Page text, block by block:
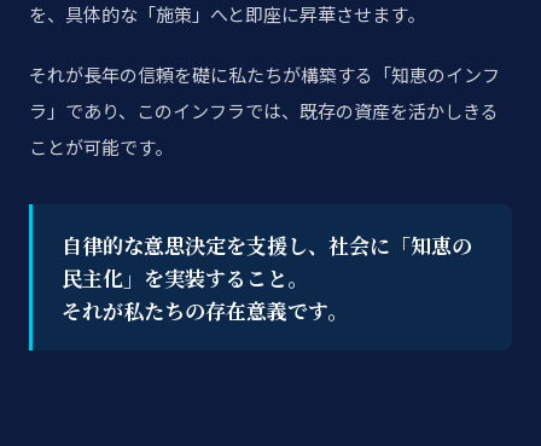
を、具体的な「施策」へと即座に昇華させます。
それが長年の信頼を礎に私たちが構築する「知恵のインフ
ラ」であり、このインフラでは、既存の資産を活かしきる
ことが可能です。
自律的な意思決定を支援し、社会に「知恵の
民主化」を実装すること。
それが私たちの存在意義です。